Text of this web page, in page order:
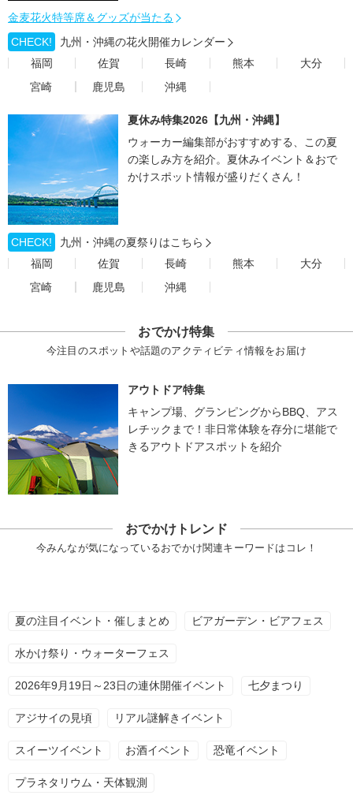
金麦花火特等席＆グッズが当たる
CHECK!
九州・沖縄の花火開催カレンダー
福岡
佐賀 長崎 熊本
大分
宮崎
鹿児島 沖縄
夏休み特集2026【九州・沖縄】
ウォーカー編集部がおすすめする、この夏
の楽しみ方を紹介。夏休みイベント＆おで
かけスポット情報が盛りだくさん！
CHECK!
九州・沖縄の夏祭りはこちら
福岡
佐賀 長崎 熊本
大分
宮崎
鹿児島 沖縄
おでかけ特集
今注目のスポットや話題のアクティビティ情報をお届け
アウトドア特集
キャンプ場、グランピングからBBQ、アス
レチックまで！非日常体験を存分に堪能で
きるアウトドアスポットを紹介
おでかけトレンド
今みんなが気になっているおでかけ関連キーワードはコレ！
夏の注目イベント・催しまとめ ビアガーデン・ビアフェス
水かけ祭り・ウォーターフェス
2026年9月19日～23日の連休開催イベント 七夕まつり
アジサイの見頃 リアル謎解きイベント
スイーツイベント お酒イベント 恐竜イベント
プラネタリウム・天体観測